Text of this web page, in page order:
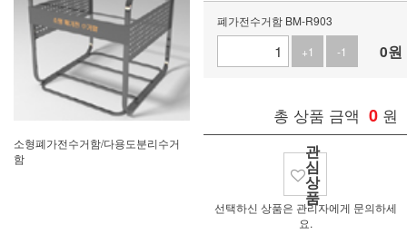
소형폐가전수거함/다용도분리수거
함
폐가전수거함 BM-R903
+1
-1 0원
총 상품 금액 0 원
관
심
상
품
선택하신 상품은 관리자에게 문의하세
요.